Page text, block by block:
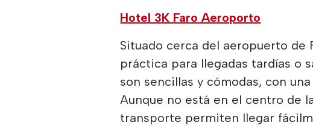
Hotel 3K Faro Aeroporto
Situado cerca del aeropuerto de
práctica para llegadas tardías o
son sencillas y cómodas, con
Aunque no está en el centro de
transporte permiten llegar